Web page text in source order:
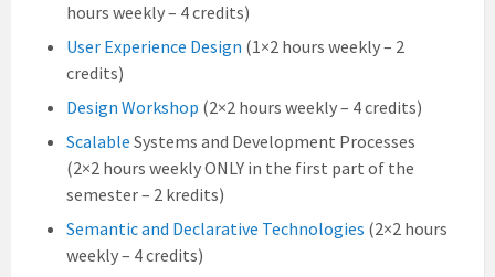
hours weekly – 4 credits)
User Experience Design (1×2 hours weekly – 2
credits)
Design Workshop (2×2 hours weekly – 4 credits)
Scalable Systems and Development Processes
(2×2 hours weekly ONLY in the first part of the
semester – 2 kredits)
Semantic and Declarative Technologies (2×2 hours
weekly – 4 credits)